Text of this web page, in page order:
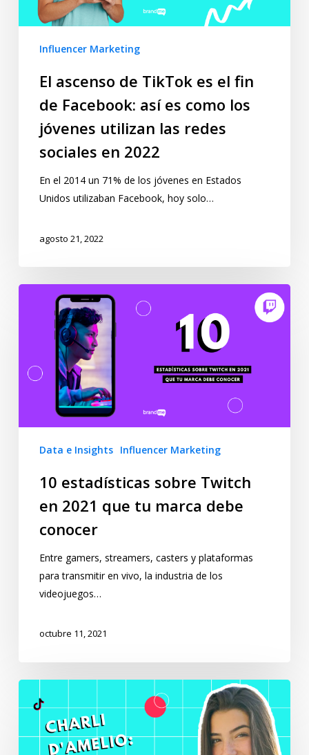
Influencer Marketing
El ascenso de TikTok es el fin
de Facebook: así es como los
jóvenes utilizan las redes
sociales en 2022
En el 2014 un 71% de los jóvenes en Estados
Unidos utilizaban Facebook, hoy solo…
agosto 21, 2022
Data e Insights Influencer Marketing
10 estadísticas sobre Twitch
en 2021 que tu marca debe
conocer
Entre gamers, streamers, casters y plataformas
para transmitir en vivo, la industria de los
videojuegos…
octubre 11, 2021